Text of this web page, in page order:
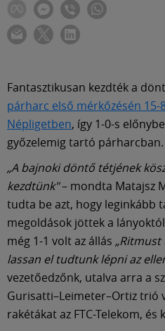
Fantasztikusan kezdték a
párharc első mérkőzésén 15-
Népligetben, így 1-0-s
győzelemig tartó párharcban.
„A bajnoki döntő tétjének
kezdtünk"– mondta Matajsz
tudta be azt, hogy leginkább
megoldások jöttek a
még 1-1 volt az állás
lassan el tudtunk lépni az
vezetőedzőnk, utalva arra a
Gurisatti–Leimeter–Ortiz trió
rakétákat az FTC-Telekom, és
Szolgáltatások
Shop
Közösség
Múzeum
English